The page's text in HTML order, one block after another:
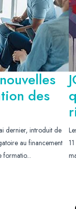
des
dernier, introduit de
au financement
formatio...